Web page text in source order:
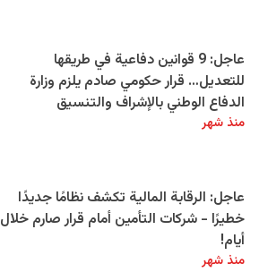
عاجل: 9 قوانين دفاعية في طريقها
للتعديل… قرار حكومي صادم يلزم وزارة
الدفاع الوطني بالإشراف والتنسيق
منذ شهر
عاجل: الرقابة المالية تكشف نظامًا جديدًا
خطيرًا - شركات التأمين أمام قرار صارم خلال
أيام!
منذ شهر